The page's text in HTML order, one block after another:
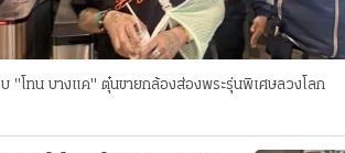
"โทน บางแค" ตุ๋นขายกล้องส่องพระรุ่นพิเศษลวงโลก